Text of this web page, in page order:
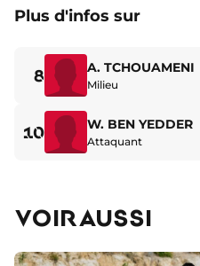
Plus d'infos sur
8 A. TCHOUAMENI
Milieu
10 W. BEN YEDDER
Attaquant
VOIR AUSSI